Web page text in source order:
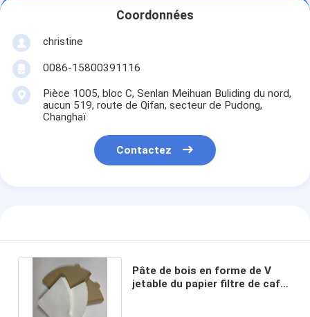
Coordonnées
christine
0086-15800391116
Pièce 1005, bloc C, Senlan Meihuan Buliding du nord,
aucun 519, route de Qifan, secteur de Pudong,
Changhaï
Contactez
Pâte de bois en forme de V
jetable du papier filtre de café